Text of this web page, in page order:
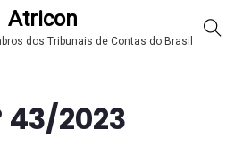
Atricon
dos Tribunais de Contas do Brasil
2023